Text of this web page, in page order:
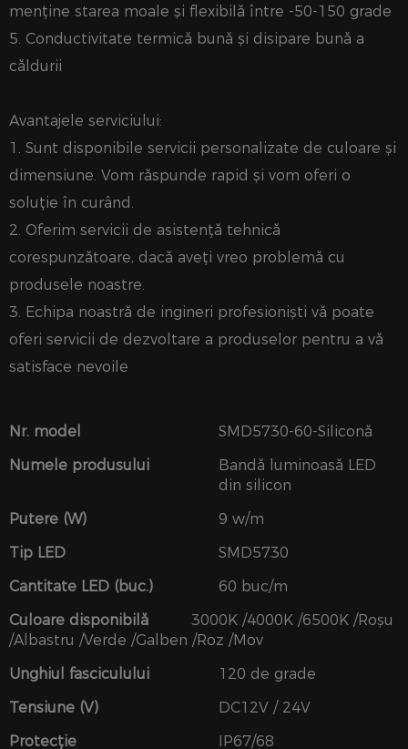
menține starea moale și flexibilă între -50-150 grade
5. Conductivitate termică bună și disipare bună a
căldurii
Avantajele serviciului:
1. Sunt disponibile servicii personalizate de culoare și
dimensiune. Vom răspunde rapid și vom oferi o
soluție în curând.
2. Oferim servicii de asistență tehnică
corespunzătoare, dacă aveți vreo problemă cu
produsele noastre.
3. Echipa noastră de ingineri profesioniști vă poate
oferi servicii de dezvoltare a produselor pentru a vă
satisface nevoile
Nr. model
SMD5730-60-Siliconă
Numele produsului
Bandă luminoasă LED
din silicon
Putere (W)
9 w/m
Tip LED
SMD5730
Cantitate LED (buc.)
60 buc/m
Culoare disponibilă
3000K /4000K /6500K /Roșu
/Albastru /Verde /Galben /Roz /Mov
Unghiul fasciculului
120 de grade
Tensiune (V)
DC12V / 24V
Protecţie
IP67/68